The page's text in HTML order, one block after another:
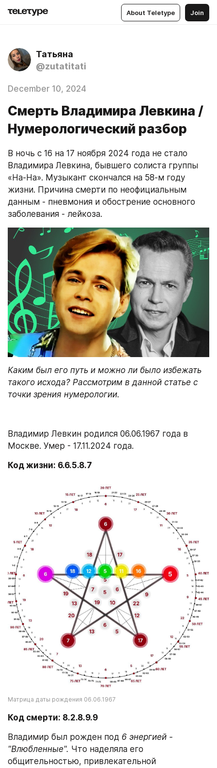
About Teletype Join
Татьяна
@zutatitati
December 10, 2024
Смерть Владимира Левкина /
Нумерологический разбор
В ночь с 16 на 17 ноября 2024 года не стало
Владимира Левкина, бывшего солиста группы
«На-На». Музыкант скончался на 58-м году
жизни. Причина смерти по неофициальным
данным - пневмония и обострение основного
заболевания - лейкоза.
Каким был его путь и можно ли было избежать
такого исхода? Рассмотрим в данной статье с
точки зрения нумерологии.
Владимир Левкин родился 06.06.1967 года в
Москве. Умер - 17.11.2024 года.
Код жизни: 6.6.5.8.7
Матрица даты рождения 06.06.1967
Код смерти: 8.2.8.9.9
Владимир был рожден под 6 энергией -
"Влюбленные". Что наделяла его
общительностью, привлекательной